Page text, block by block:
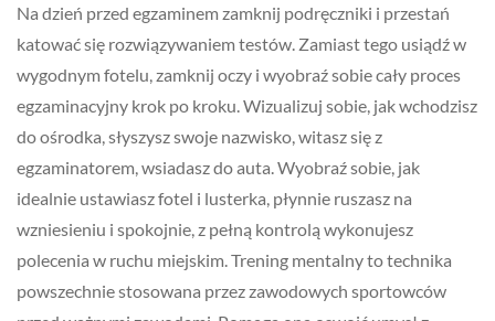
Na dzień przed egzaminem zamknij podręczniki i przestań
katować się rozwiązywaniem testów. Zamiast tego usiądź w
wygodnym fotelu, zamknij oczy i wyobraź sobie cały proces
egzaminacyjny krok po kroku. Wizualizuj sobie, jak wchodzisz
do ośrodka, słyszysz swoje nazwisko, witasz się z
egzaminatorem, wsiadasz do auta. Wyobraź sobie, jak
idealnie ustawiasz fotel i lusterka, płynnie ruszasz na
wzniesieniu i spokojnie, z pełną kontrolą wykonujesz
polecenia w ruchu miejskim. Trening mentalny to technika
powszechnie stosowana przez zawodowych sportowców